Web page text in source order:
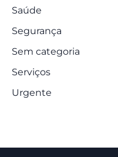
Saúde
Segurança
Sem categoria
Serviços
Urgente